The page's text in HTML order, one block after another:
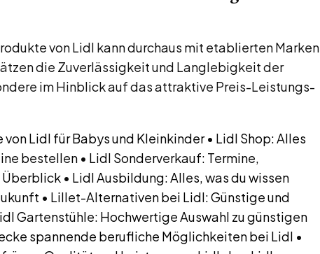
von Lidl kann durchaus mit etablierten Marken
die Zuverlässigkeit und Langlebigkeit der
im Hinblick auf das attraktive Preis-Leistungs-
von Lidl für Babys und Kleinkinder• Lidl Shop: Alles
bestellen • Lidl Sonderverkauf: Termine,
Überblick • Lidl Ausbildung: Alles, was du wissen
• Lillet-Alternativen bei Lidl: Günstige und
Gartenstühle: Hochwertige Auswahl zu günstigen
spannende berufliche Möglichkeiten bei Lidl •